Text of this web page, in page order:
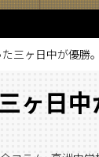
三ヶ日中が優勝。
ヶ日中